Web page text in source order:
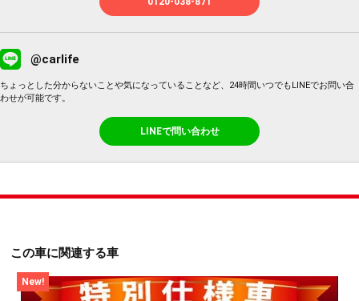
@carlife
ちょっとした分からないことや気になっていることなど、24時間いつでもLINEでお問い合
わせが可能です。
LINEで問い合わせ
この車に関連する車
New!